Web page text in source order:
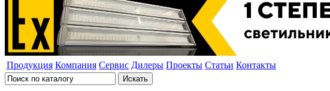
Продукция Компания Сервис Дилеры Проекты Статьи Контакты